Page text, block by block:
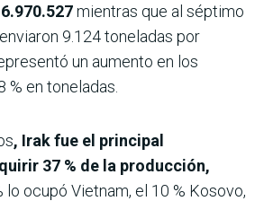
mientras que al séptimo
9.124 toneladas por
un aumento en los
% en toneladas.
, Irak fue el principal
37 % de la producción,
lo ocupó Vietnam, el 10 % Kosovo,